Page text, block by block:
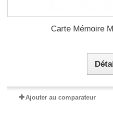
Carte Mémoire
Ajouter au comparateur